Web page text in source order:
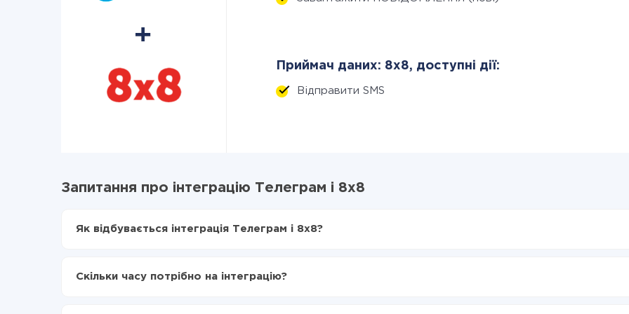
Приймач даних: 8x8, доступні дії:
Відправити SMS
Запитання про інтеграцію Телеграм і 8x8
Як відбувається інтеграція Телеграм і 8x8?
Включаєте автооновлення
Скільки часу потрібно на інтеграцію?